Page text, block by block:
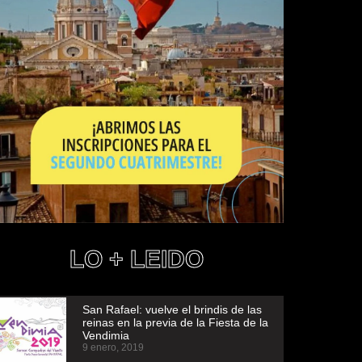
LO + LEIDO
San Rafael: vuelve el brindis de las
reinas en la previa de la Fiesta de la
Vendimia
9 enero, 2019